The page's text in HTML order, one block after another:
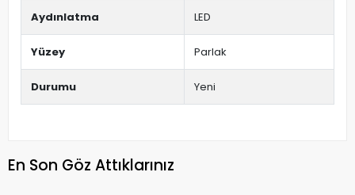
Aydınlatma LED
Yüzey Parlak
Durumu Yeni
En Son Göz Attıklarınız